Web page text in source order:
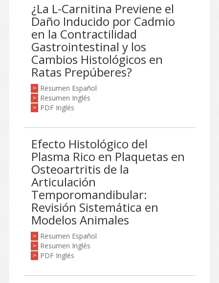
¿La L-Carnitina Previene el
Daño Inducido por Cadmio
en la Contractilidad
Gastrointestinal y los
Cambios Histológicos en
Ratas Prepúberes?
> Resumen Español
> Resumen Inglés
> PDF Inglés
Efecto Histológico del
Plasma Rico en Plaquetas en
Osteoartritis de la
Articulación
Temporomandibular:
Revisión Sistemática en
Modelos Animales
> Resumen Español
> Resumen Inglés
> PDF Inglés